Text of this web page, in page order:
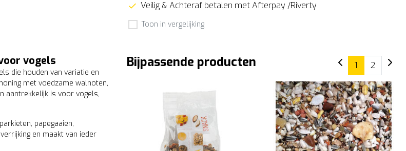
Veilig & Achteraf betalen met Afterpay /Riverty
Toon in vergelijking
vogels
die houden van variatie en
met voedzame walnoten,
aantrekkelijk is voor vogels,
papegaaien,
en maakt van ieder
Bijpassende producten 1 2